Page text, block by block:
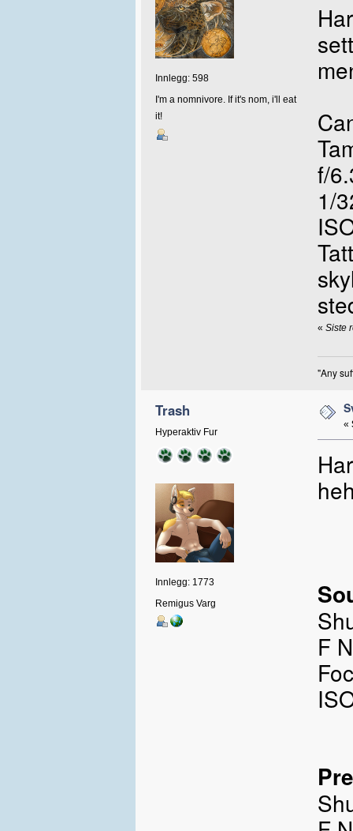
Innlegg: 598
I'm a nomnivore. If it's nom, i'll eat
it!
f/
1/
« Siste
"Any
Trash
Hyperaktiv Fur
Innlegg: 1773
Remigus Varg
«
F